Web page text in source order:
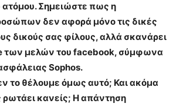
ατόμου. Σημειώστε πως η
δεν αφορά μόνο τις δικές
δικούς σας φίλους, αλλά σκανάρει
των μελών του facebook, σύμφωνα
Sophos.
το θέλουμε όμως αυτό; Και ακόμα
ρωτάει κανείς; Η απάντηση